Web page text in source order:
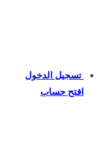
تسجيل الدخول
افتح حساب